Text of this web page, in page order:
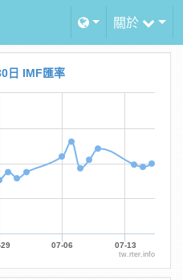
關於
日 IMF匯率
07-06 07-13
tw.rter.info